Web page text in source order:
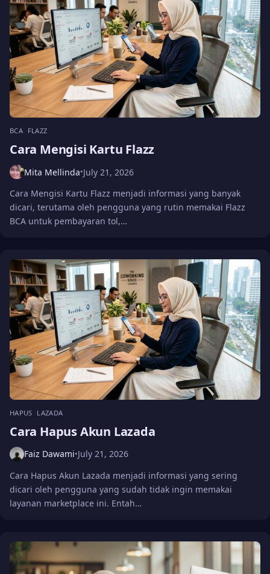
BCA FLAZZ
Cara Mengisi Kartu Flazz
Mita Mellinda•July 21, 2026
Cara Mengisi Kartu Flazz menjadi informasi yang banyak
dicari, terutama oleh pengguna yang rutin memakai Flazz
BCA untuk pembayaran tol,…
HAPUS LAZADA
Cara Hapus Akun Lazada
Faiz Dawami•July 21, 2026
Cara Hapus Akun Lazada menjadi informasi yang sering
dicari oleh pengguna yang sudah tidak ingin memakai
layanan marketplace ini. Entah…